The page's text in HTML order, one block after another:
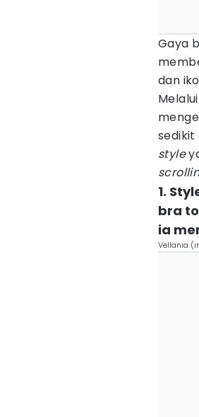
Gaya
dan
Melalui
sedikit
style
1.
bra
ia
Vellania